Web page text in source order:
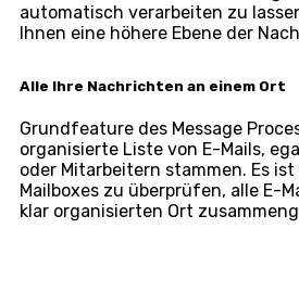
automatisch verarbeiten zu
Ihnen eine höhere Ebene der
Alle Ihre Nachrichten an einem Ort
Grundfeature des Message
organisierte Liste von E-Mails,
oder Mitarbeitern stammen. Es
Mailboxes zu überprüfen, alle E-
klar organisierten Ort